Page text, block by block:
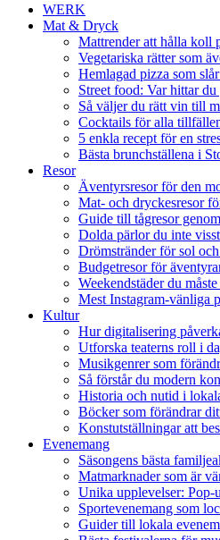
WERK
Mat & Dryck
Mattrender att hålla koll
Vegetariska rätter som
Hemlagad pizza som
Street food: Var hittar
Så väljer du rätt vin till
Cocktails för alla
5 enkla recept för en
Bästa brunchställena i
Resor
Äventyrsresor för den
Mat- och dryckesresor
Guide till tågresor
Dolda pärlor du inte
Drömstränder för sol
Budgetresor för
Weekendstäder du måste
Mest Instagram-vänliga
Kultur
Hur digitalisering
Utforska teaterns roll i
Musikgenrer som
Så förstår du modern
Historia och nutid i
Böcker som förändrar
Konstutställningar att
Evenemang
Säsongens bästa
Matmarknader som är
Unika upplevelser: Pop-
Sportevenemang som
Guider till lokala